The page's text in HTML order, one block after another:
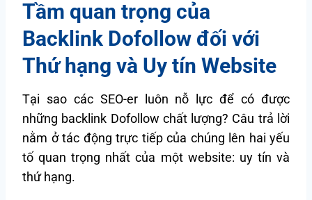
Tầm quan trọng của
Backlink Dofollow đối với
Thứ hạng và Uy tín Website
Tại sao các SEO-er luôn nỗ lực để có được
những backlink Dofollow chất lượng? Câu trả lời
nằm ở tác động trực tiếp của chúng lên hai yếu
tố quan trọng nhất của một website: uy tín và
thứ hạng.